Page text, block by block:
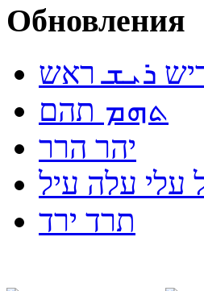
Обновления
ܪܝܫ ראש
ܬܗܡ תהם
יהר הרר
עלה עיל
תרד ירד